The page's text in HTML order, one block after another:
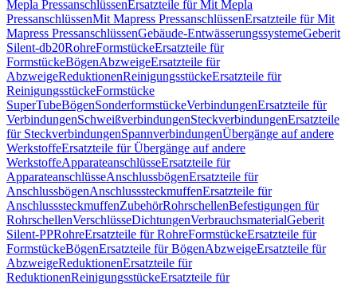
Mepla PressanschlüssenErsatzteile für Mit Mepla
PressanschlüssenMit Mapress PressanschlüssenErsatzteile für Mit
Mapress PressanschlüssenGebäude-EntwässerungssystemeGeberit
Silent-db20RohreFormstückeErsatzteile für
FormstückeBögenAbzweigeErsatzteile für
AbzweigeReduktionenReinigungsstückeErsatzteile für
ReinigungsstückeFormstücke
SuperTubeBögenSonderformstückeVerbindungenErsatzteile für
VerbindungenSchweißverbindungenSteckverbindungenErsatzteile
für SteckverbindungenSpannverbindungenÜbergänge auf andere
WerkstoffeErsatzteile für Übergänge auf andere
WerkstoffeApparateanschlüsseErsatzteile für
ApparateanschlüsseAnschlussbögenErsatzteile für
AnschlussbögenAnschlusssteckmuffenErsatzteile für
AnschlusssteckmuffenZubehörRohrschellenBefestigungen für
RohrschellenVerschlüsseDichtungenVerbrauchsmaterialGeberit
Silent-PPRohreErsatzteile für RohreFormstückeErsatzteile für
FormstückeBögenErsatzteile für BögenAbzweigeErsatzteile für
AbzweigeReduktionenErsatzteile für
ReduktionenReinigungsstückeErsatzteile für